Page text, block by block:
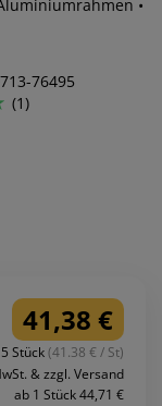
•
76495
(1)
41,38 €
Stück(41.38 € / St)
& zzgl. Versand
ab 1 Stück 44,71 €